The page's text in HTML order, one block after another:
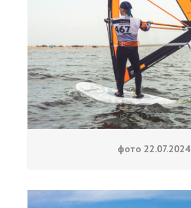
фото 22.07.2024